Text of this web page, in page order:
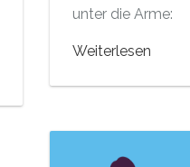
unter die Arme:
Weiterlesen